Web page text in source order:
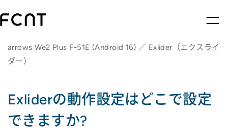
arrows We2 Plus F-51E (Android 16) ／ Exlider（エクスライ
ダー）
Exliderの動作設定はどこで設定
できますか?